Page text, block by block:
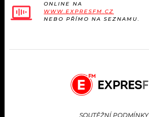
ONLINE NA
WWW.EXPRESFM.CZ
NEBO PŘÍMO NA SEZNAMU.
SOUTĚŽNÍ PODMÍNKY